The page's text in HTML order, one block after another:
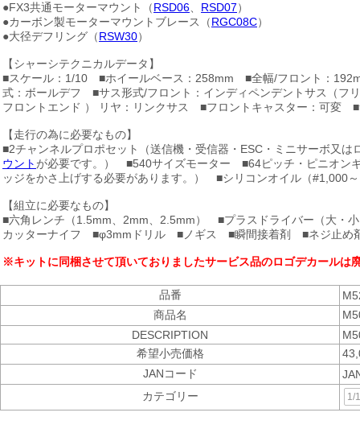
●FX3共通モーターマウント（RSD06 RSD07）
●カーボン製モーターマウントブレース（RGC08C）
●大径デフリング（RSW30）
【シャーシテクニカルデータ】
■スケール：1/10 ■ホイールベース：258mm ■全幅/フロント：
式：ボールデフ ■サス形式/フロント：インディペンデントサス（フ
フロントエンド ） リヤ：リンクサス ■フロントキャスター：可変
【走行の為に必要なもの】
■2チャンネルプロポセット（送信機・受信器・ESC・ミニサーボ又
ウント が必要です。） ■540サイズモーター ■64ピッチ・ピニオン
ッジをかさ上げする必要があります。） ■シリコンオイル（
【組立に必要なもの】
■六角レンチ（1.5mm、2mm、2.5mm） ■プラスドライバー（大
カッターナイフ ■φ3mmドリル ■ノギス ■瞬間接着剤 ■ネジ止め
※キットに同梱させて頂いておりましたサービス品のロゴデカールは
品番
商品名
DESCRIPTION
希望小売価格
JANコード
カテゴリー
1/